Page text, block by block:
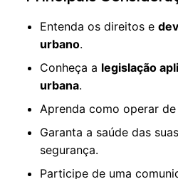
Entenda os direitos e
urbano.
Conheça a legislação
urbana.
Aprenda como operar
Garanta a saúde das
segurança.
Participe de uma